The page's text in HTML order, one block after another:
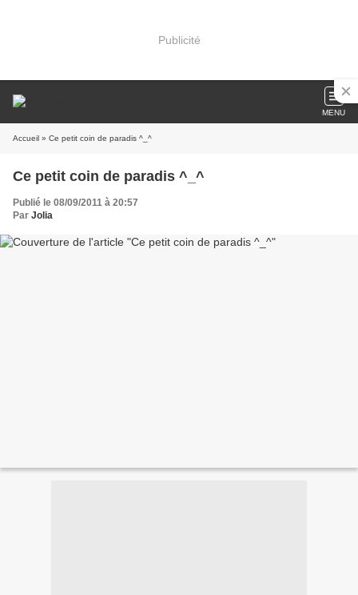
Publicité
MENU
Accueil » Ce petit coin de paradis ^_^
Ce petit coin de paradis ^_^
Publié le 08/09/2011 à 20:57
Par Jolia